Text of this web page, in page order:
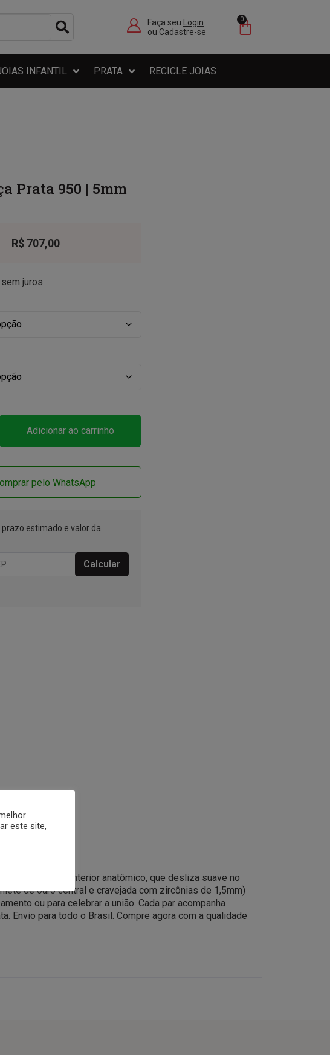
Faça seu Login
ou Cadastre-se
0
INFANTIL PRATA RECICLE JOIAS
Prata 950 | 5mm
R$ 707,00
sem juros
Adicionar ao carrinho
pelo WhatsApp
prazo estimado e valor da
abaulado e interior anatômico, que desliza suave no
de ouro central e cravejada com zircônias de 1,5mm)
ou para celebrar a união. Cada par acompanha
Envio para todo o Brasil. Compre agora com a qualidade
este site,